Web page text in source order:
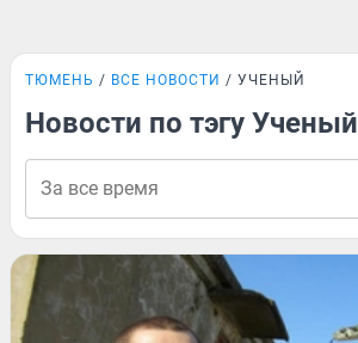
ТЮМЕНЬ ВСЕ НОВОСТИ УЧЕНЫЙ
Новости по тэгу Ученый